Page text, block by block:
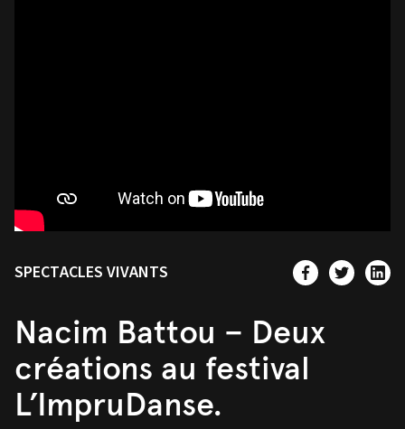
SPECTACLES VIVANTS
Nacim Battou – Deux
créations au festival
L’ImpruDanse.